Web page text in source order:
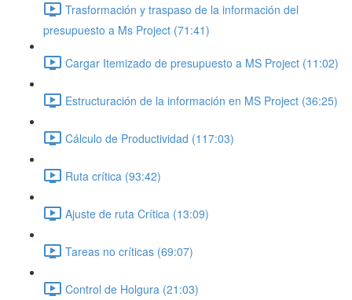
Trasformación y traspaso de la información del
presupuesto a Ms Project (71:41)
Cargar Itemizado de presupuesto a MS Project (11:02)
Estructuración de la información en MS Project (36:25)
Cálculo de Productividad (117:03)
Ruta crítica (93:42)
Ajuste de ruta Crítica (13:09)
Tareas no críticas (69:07)
Control de Holgura (21:03)